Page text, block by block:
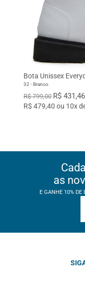
Bota Unissex
32 - Branco
R$ 799,00 R$ 431,46
R$ 479,40 ou 10x
as
E GANHE 10% DE